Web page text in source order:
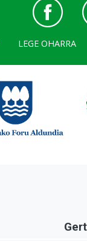
LEGE OHARRA